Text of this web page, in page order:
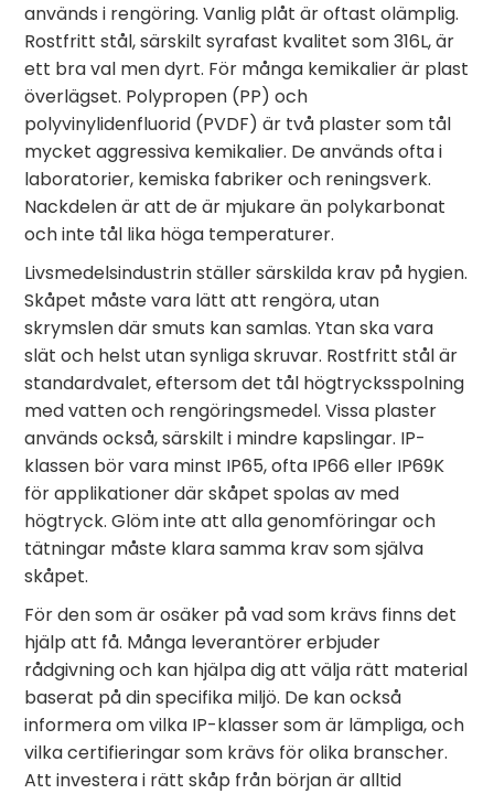
används i rengöring. Vanlig plåt är oftast olämplig.
Rostfritt stål, särskilt syrafast kvalitet som 316L, är
ett bra val men dyrt. För många kemikalier är plast
överlägset. Polypropen (PP) och
polyvinylidenfluorid (PVDF) är två plaster som tål
mycket aggressiva kemikalier. De används ofta i
laboratorier, kemiska fabriker och reningsverk.
Nackdelen är att de är mjukare än polykarbonat
och inte tål lika höga temperaturer.
Livsmedelsindustrin ställer särskilda krav på hygien.
Skåpet måste vara lätt att rengöra, utan
skrymslen där smuts kan samlas. Ytan ska vara
slät och helst utan synliga skruvar. Rostfritt stål är
standardvalet, eftersom det tål högtrycksspolning
med vatten och rengöringsmedel. Vissa plaster
används också, särskilt i mindre kapslingar. IP-
klassen bör vara minst IP65, ofta IP66 eller IP69K
för applikationer där skåpet spolas av med
högtryck. Glöm inte att alla genomföringar och
tätningar måste klara samma krav som själva
skåpet.
För den som är osäker på vad som krävs finns det
hjälp att få. Många leverantörer erbjuder
rådgivning och kan hjälpa dig att välja rätt material
baserat på din specifika miljö. De kan också
informera om vilka IP-klasser som är lämpliga, och
vilka certifieringar som krävs för olika branscher.
Att investera i rätt skåp från början är alltid